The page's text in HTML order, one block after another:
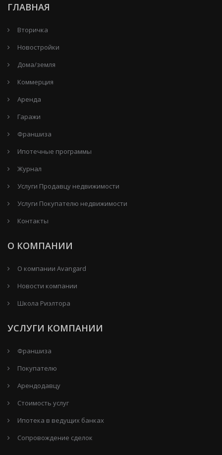
ГЛАВНАЯ
Вторичка
Новостройки
Дома/земля
Коммерция
Аренда
Гаражи
Франшиза
Ипотечные программы
Журнал
Услуги Продавцу недвижимости
Услуги Покупателю недвижимости
Контакты
О КОМПАНИИ
О компании Avangard
Новости компании
Школа Риэлтора
УСЛУГИ КОМПАНИИ
Франшиза
Покупателю
Арендодавцу
Стоимость услуг
Ипотека в ведущих банках
Сопровождение сделок